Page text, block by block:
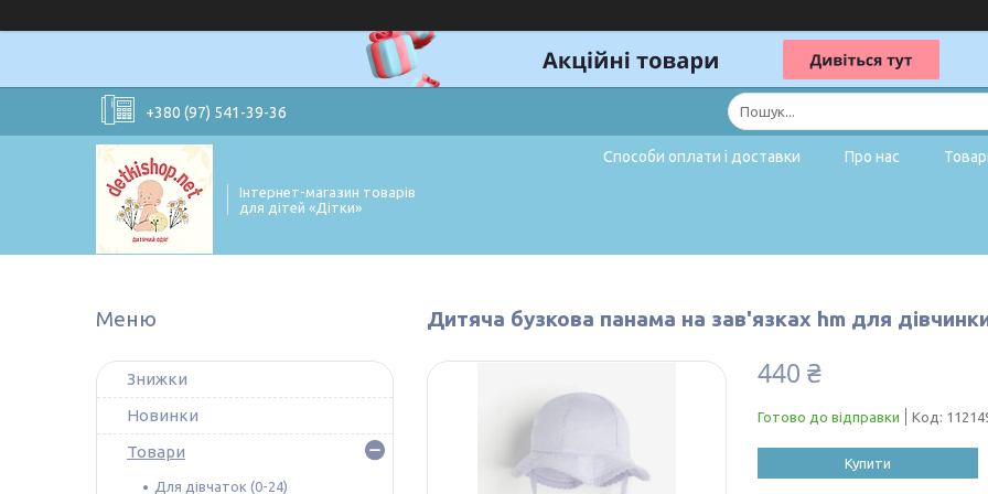
+380 (97) 541-39-36
Інтернет-магазин товарів
для дітей «Дітки»
Способи оплати і доставки Про нас
Дитяча бузкова панама на зав'язках hm для
440 ₴
Готово до відправки Код:
Купити
Знижки
Новинки
Товари
Для дівчаток (0-24)